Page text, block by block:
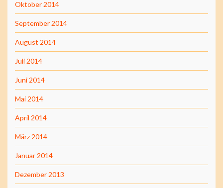
Oktober 2014
September 2014
August 2014
Juli 2014
Juni 2014
Mai 2014
April 2014
März 2014
Januar 2014
Dezember 2013